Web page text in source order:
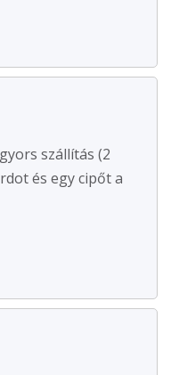
szállítás (2
és egy cipőt a